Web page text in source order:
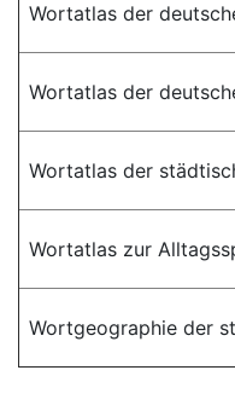
Wortatlas der
Wortatlas der
Wortatlas der
Wortatlas zur
Wortgeographie der